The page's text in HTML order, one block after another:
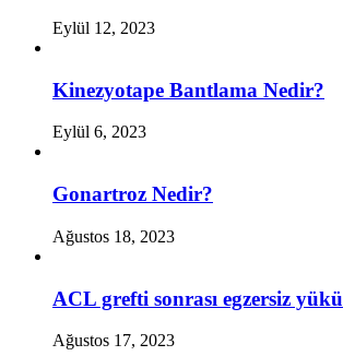
Eylül 12, 2023
Kinezyotape Bantlama Nedir?
Eylül 6, 2023
Gonartroz Nedir?
Ağustos 18, 2023
ACL grefti sonrası egzersiz yükü
Ağustos 17, 2023